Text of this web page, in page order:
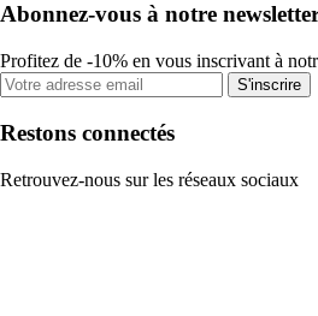
Abonnez-vous à notre
Profitez de -10% en vous inscrivant à
S'inscrire
Restons connectés
Retrouvez-nous sur les réseaux sociaux